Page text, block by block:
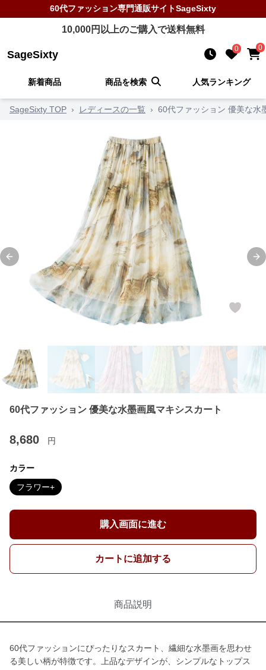
60代ファッション専門通販サイトSageSixty
10,000円以上のご購入で送料無料
SageSixty 0 0
新着商品 商品を検索 人気ランキング
SageSixty TOP › レディースの一覧 › 60代ファッション 優美な水
Previous slide
60代ファッション 優美な水墨画風マキシスカート
8,680 円
カラー
フラワー+
購入画面に進む
カートに追加する
商品説明
60代ファッションにぴったりなスカート、繊細な水墨画を思わせ
る美しい柄が特徴です。上品なデザインが、シンプルなトップス